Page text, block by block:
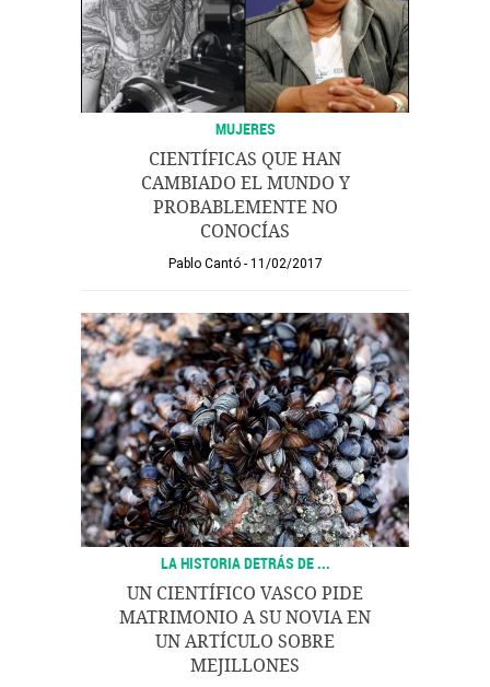
MUJERES
CIENTÍFICAS QUE HAN
CAMBIADO EL MUNDO Y
PROBABLEMENTE NO
CONOCÍAS
Pablo Cantó 11/02/2017
LA HISTORIA DETRÁS DE ...
UN CIENTÍFICO VASCO PIDE
MATRIMONIO A SU NOVIA EN
UN ARTÍCULO SOBRE
MEJILLONES